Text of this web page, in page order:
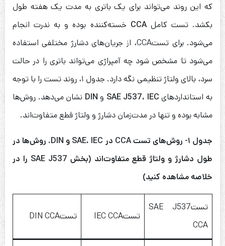
که این روند می‌تواند برای یک باتری به مدت یک هفته طول
بکشد. تست کاملCCA خسته‌کننده بوده و به ندرت انجام
می‌شود. برای تستCCA، از جریان‌های دشارژ مختلفی استفاده
می‌شود تا مشخص شود چه آمپراژی می‌تواند باتری را در حالت
سرد، بالای ولتاژ تنظیمی نگه دارد. جدول ۱، روند تست را با توجه
به استانداردهای SAE J537، IEC و DIN نشان می‌دهد. روش‌ها
مشابه بوده و تنها در مدت‌زمان دشارژ و ولتاژ قطع متفاوت‌اند.
جدول ۱- روش‌های تست CCA در SAE، IEC و DIN. روش‌ها در
طول دشارژ و ولتاژ قطع متفاوت‌اند (بخش SAE J537 را در
خلاصه مشاهده کنید)
تستSAE J537
CCA
تستIEC CCA تستDIN CCA